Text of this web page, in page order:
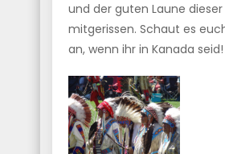
und der guten Laune
mitgerissen. Schaut es
an, wenn ihr in Kanada seid!